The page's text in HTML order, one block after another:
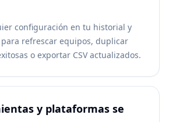
configuración en tu historial y
refrescar equipos, duplicar
o exportar CSV actualizados.
y plataformas se